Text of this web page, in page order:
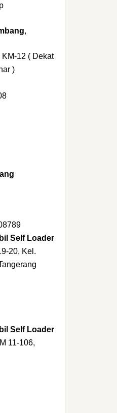
,
12 ( Dekat
)
Self Loader
20, Kel.
Self Loader
11-106,